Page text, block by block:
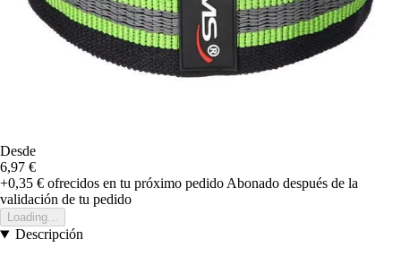
Desde
6,97 €
+0,35 € ofrecidos en tu próximo pedido Abonado después de la
validación de tu pedido
Loading...
Descripción